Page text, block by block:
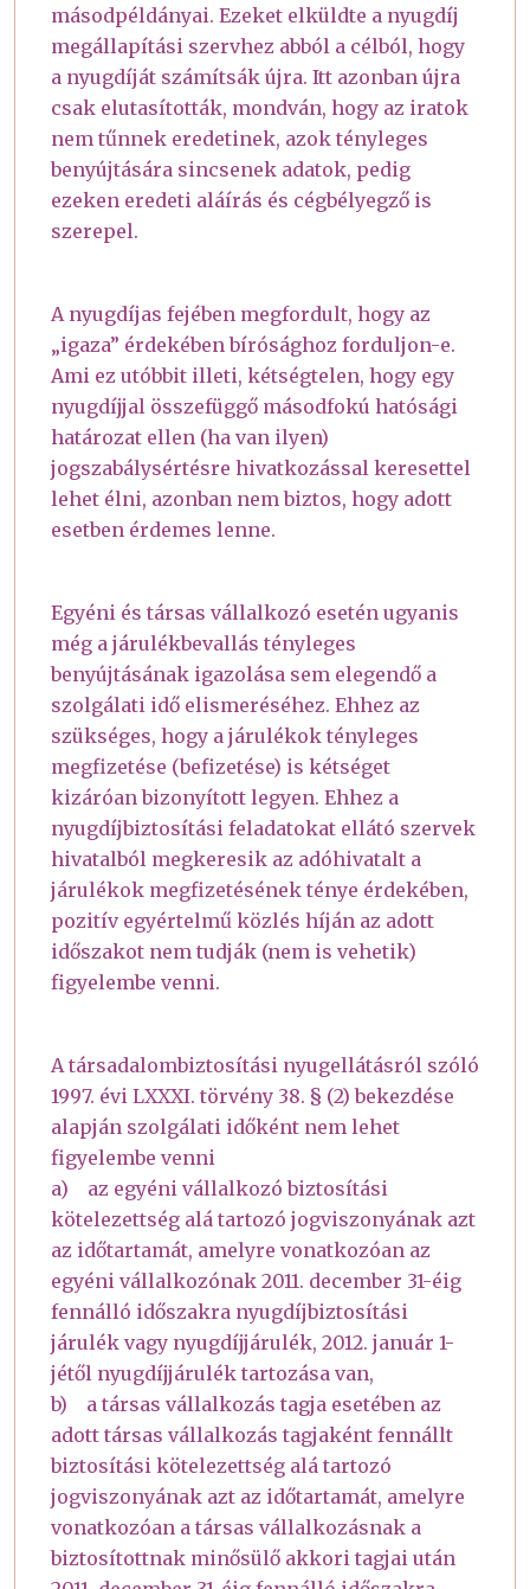
másodpéldányai. Ezeket elküldte a nyugdíj
megállapítási szervhez abból a célból, hogy
a nyugdíját számítsák újra. Itt azonban újra
csak elutasították, mondván, hogy az iratok
nem tűnnek eredetinek, azok tényleges
benyújtására sincsenek adatok, pedig
ezeken eredeti aláírás és cégbélyegző is
szerepel.
A nyugdíjas fejében megfordult, hogy az
„igaza” érdekében bírósághoz forduljon-e.
Ami ez utóbbit illeti, kétségtelen, hogy egy
nyugdíjjal összefüggő másodfokú hatósági
határozat ellen (ha van ilyen)
jogszabálysértésre hivatkozással keresettel
lehet élni, azonban nem biztos, hogy adott
esetben érdemes lenne.
Egyéni és társas vállalkozó esetén ugyanis
még a járulékbevallás tényleges
benyújtásának igazolása sem elegendő a
szolgálati idő elismeréséhez. Ehhez az
szükséges, hogy a járulékok tényleges
megfizetése (befizetése) is kétséget
kizáróan bizonyított legyen. Ehhez a
nyugdíjbiztosítási feladatokat ellátó szervek
hivatalból megkeresik az adóhivatalt a
járulékok megfizetésének ténye érdekében,
pozitív egyértelmű közlés híján az adott
időszakot nem tudják (nem is vehetik)
figyelembe venni.
A társadalombiztosítási nyugellátásról szóló
1997. évi LXXXI. törvény 38. § (2) bekezdése
alapján szolgálati időként nem lehet
figyelembe venni
a) az egyéni vállalkozó biztosítási
kötelezettség alá tartozó jogviszonyának azt
az időtartamát, amelyre vonatkozóan az
egyéni vállalkozónak 2011. december 31-éig
fennálló időszakra nyugdíjbiztosítási
járulék vagy nyugdíjjárulék, 2012. január 1-
jétől nyugdíjjárulék tartozása van,
b) a társas vállalkozás tagja esetében az
adott társas vállalkozás tagjaként fennállt
biztosítási kötelezettség alá tartozó
jogviszonyának azt az időtartamát, amelyre
vonatkozóan a társas vállalkozásnak a
biztosítottnak minősülő akkori tagjai után